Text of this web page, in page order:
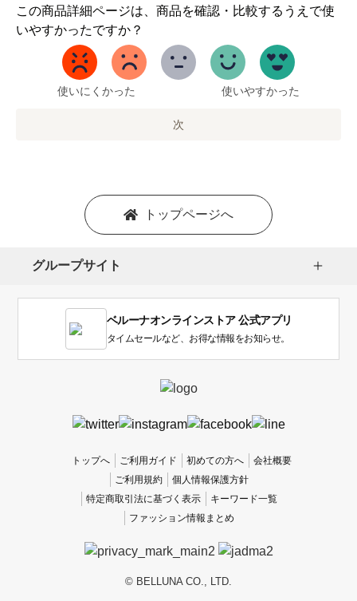
この商品詳細ページは、商品を確認・比較するうえで使
いやすかったですか？
1
か
い
使いにくかった 使いやすかった
次
トップページへ
グループサイト
ベルーナオンラインストア 公式アプリ
タイムセールなど、お得な情報をお知らせ。
トップへ ご利用ガイド 初めての方へ
会社概要
ご利用規約
個人情報保護方針
特定商取引法に基づく表示
キーワード一覧
ファッション情報まとめ
© BELLUNA CO., LTD.